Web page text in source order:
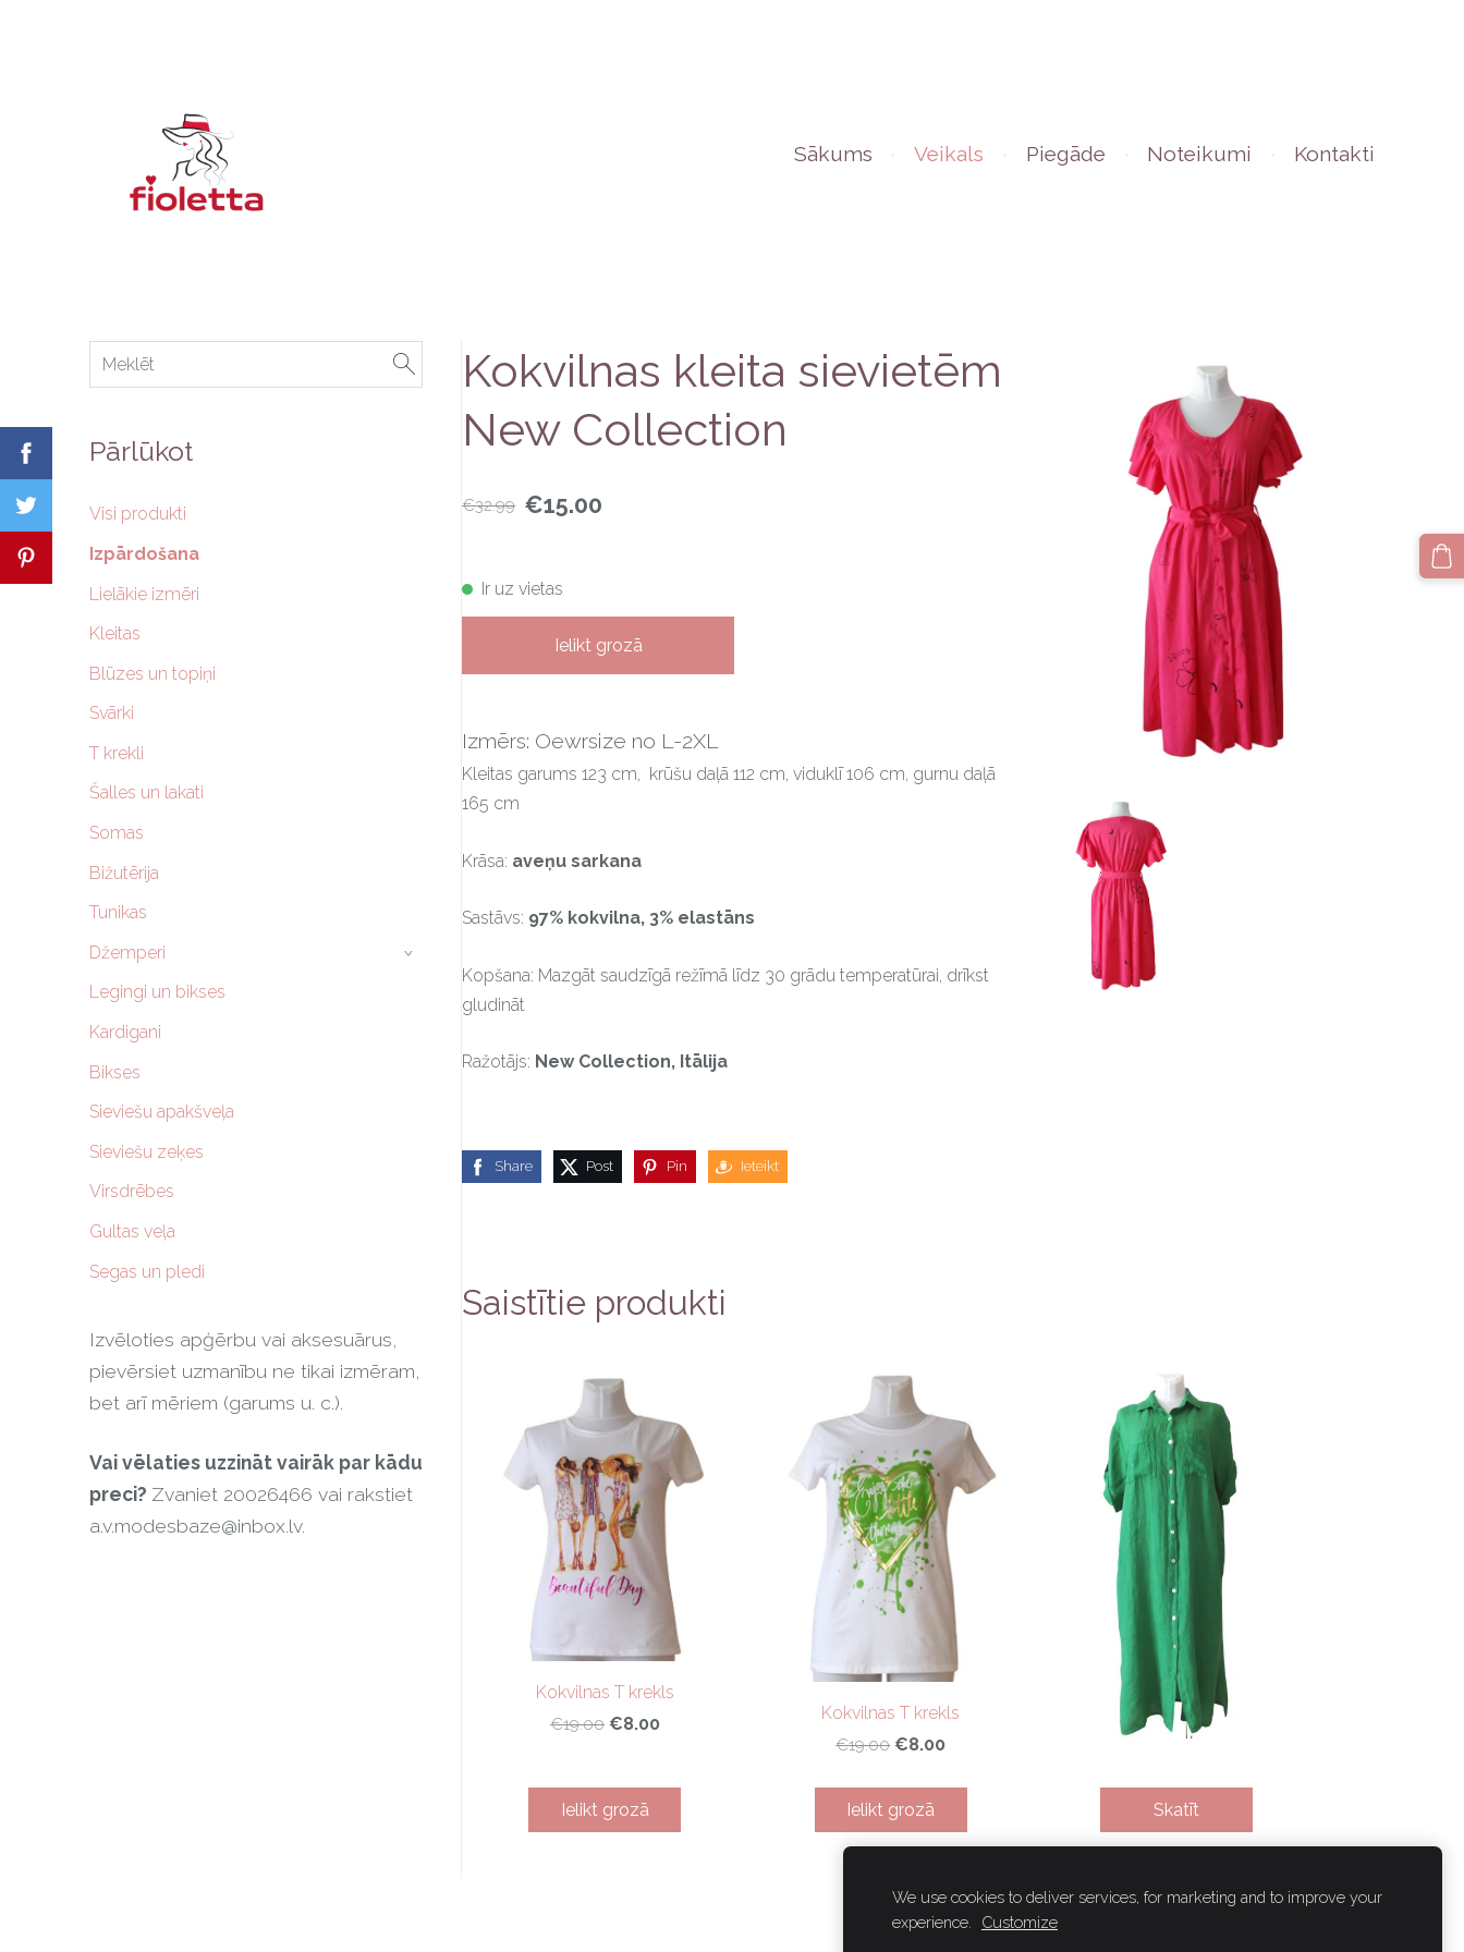
Sākums Veikals Piegāde Noteikumi Kontakti
Pārlūkot
Visi produkti
Izpārdošana
Lielākie izmēri
Kleitas
Blūzes un topiņi
Svārki
T krekli
Šalles un lakati
Somas
Bižutērija
Tunikas
Džemperi
›
Legingi un bikses
Kardigani
Bikses
Sieviešu apakšveļa
Sieviešu zeķes
Virsdrēbes
Gultas veļa
Segas un pledi
Izvēloties apģērbu vai aksesuārus,
pievērsiet uzmanību ne tikai izmēram,
bet arī mēriem (garums u. c.).
Vai vēlaties uzzināt vairāk par kādu
preci? Zvaniet 20026466 vai rakstiet
a.v.modesbaze@inbox.lv.
Kokvilnas kleita sievietēm
New Collection
€32.99 €15.00
Ir uz vietas
Ielikt grozā
Izmērs: Oewrsize no L-2XL
Kleitas garums 123 cm, krūšu daļā 112 cm, viduklī 106 cm, gurnu daļā
165 cm
Krāsa: aveņu sarkana
Sastāvs: 97% kokvilna, 3% elastāns
Kopšana: Mazgāt saudzīgā režīmā līdz 30 grādu temperatūrai, drīkst
gludināt
Ražotājs: New Collection, Itālija
Share Post Pin Ieteikt
Saistītie produkti
Kokvilnas T krekls
€19.00 €8.00
Ielikt grozā
Kokvilnas T krekls
€19.00 €8.00
Ielikt grozā Skatīt
We use cookies to deliver services, for marketing and to improve your
experience.
Customize